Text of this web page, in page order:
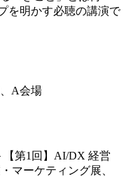
を明かす必聴の講演で
、A会場
【第1回】AI/DX 経営
マーケティング展、